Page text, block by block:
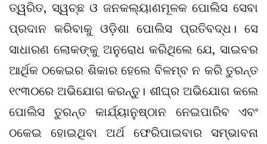
ତ୍ୱରିତ, ସ୍ୱଚ୍ଛ ଓ ଜନକଲ୍ୟାଣମୂଳକ ପୋଲିସ ସେବା
ପ୍ରଦାନ କରିବାକୁ ଓଡ଼ିଶା ପୋଲିସ ପ୍ରତିବଦ୍ଧ। ସେ
ସାଧାରଣ ଲୋକଙ୍କୁ ଅନୁରୋଧ କରିଥିଲେ ଯେ, ସାଇବର
ଆର୍ଥିକ ଠକେଇର ଶିକାର ହେଲେ ବିଳମ୍ବ ନ କରି ତୁରନ୍ତ
୧୯୩୦ରେ ଅଭିଯୋଗ କରନ୍ତୁ। ଶୀଘ୍ର ଅଭିଯୋଗ କଲେ
ପୋଲିସ ତୁରନ୍ତ କାର୍ଯ୍ୟାନୁଷ୍ଠାନ ନେଇପାରିବ ଏବଂ
ଠକେଇ ହୋଇଥିବା ଅର୍ଥ ଫେରିପାଇବାର ସମ୍ଭାବନା